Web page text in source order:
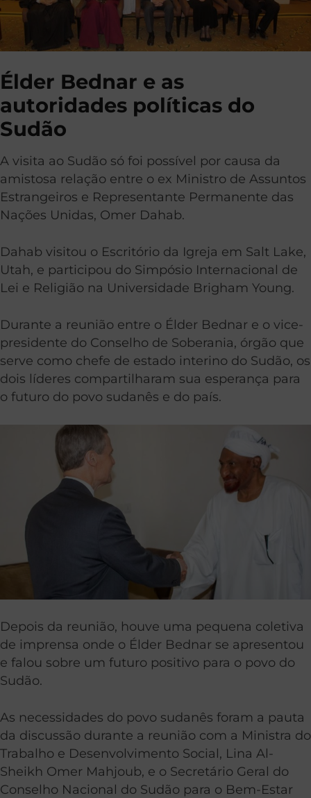
Élder Bednar e as
autoridades políticas do
Sudão
A visita ao Sudão só foi possível por causa da
amistosa relação entre o ex Ministro de Assuntos
Estrangeiros e Representante Permanente das
Nações Unidas, Omer Dahab.
Dahab visitou o Escritório da Igreja em Salt Lake,
Utah, e participou do Simpósio Internacional de
Lei e Religião na Universidade Brigham Young.
Durante a reunião entre o Élder Bednar e o vice-
presidente do Conselho de Soberania, órgão que
serve como chefe de estado interino do Sudão, os
dois líderes compartilharam sua esperança para
o futuro do povo sudanês e do país.
Depois da reunião, houve uma pequena coletiva
de imprensa onde o Élder Bednar se apresentou
e falou sobre um futuro positivo para o povo do
Sudão.
As necessidades do povo sudanês foram a pauta
da discussão durante a reunião com a Ministra do
Trabalho e Desenvolvimento Social, Lina Al-
Sheikh Omer Mahjoub, e o Secretário Geral do
Conselho Nacional do Sudão para o Bem-Estar